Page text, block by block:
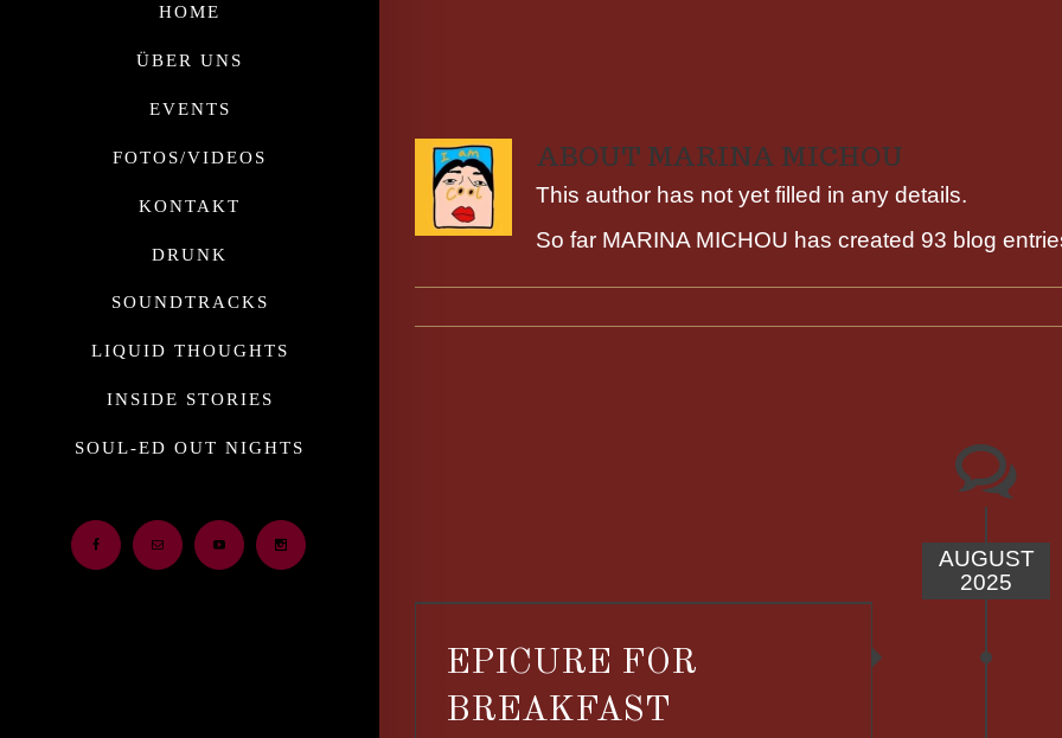
HOME
ÜBER UNS
EVENTS
FOTOS/VIDEOS
KONTAKT
DRUNK
SOUNDTRACKS
LIQUID THOUGHTS
INSIDE STORIES
SOUL-ED OUT NIGHTS
Facebook Email Youtube Instagram
ABOUT MARINA MICHOU
This author has not yet filled in any details.
So far MARINA MICHOU has created 93 blog
AUGUST
2025
EPICURE FOR
BREAKFAST